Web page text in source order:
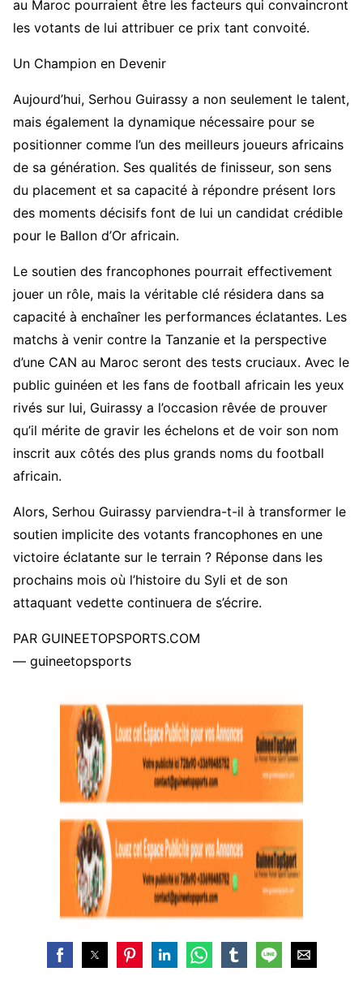
au Maroc pourraient être les facteurs qui convaincront
les votants de lui attribuer ce prix tant convoité.
Un Champion en Devenir
Aujourd’hui, Serhou Guirassy a non seulement le talent,
mais également la dynamique nécessaire pour se
positionner comme l’un des meilleurs joueurs africains
de sa génération. Ses qualités de finisseur, son sens
du placement et sa capacité à répondre présent lors
des moments décisifs font de lui un candidat crédible
pour le Ballon d’Or africain.
Le soutien des francophones pourrait effectivement
jouer un rôle, mais la véritable clé résidera dans sa
capacité à enchaîner les performances éclatantes. Les
matchs à venir contre la Tanzanie et la perspective
d’une CAN au Maroc seront des tests cruciaux. Avec le
public guinéen et les fans de football africain les yeux
rivés sur lui, Guirassy a l’occasion rêvée de prouver
qu’il mérite de gravir les échelons et de voir son nom
inscrit aux côtés des plus grands noms du football
africain.
Alors, Serhou Guirassy parviendra-t-il à transformer le
soutien implicite des votants francophones en une
victoire éclatante sur le terrain ? Réponse dans les
prochains mois où l’histoire du Syli et de son
attaquant vedette continuera de s’écrire.
PAR GUINEETOPSPORTS.COM
— guineetopsports